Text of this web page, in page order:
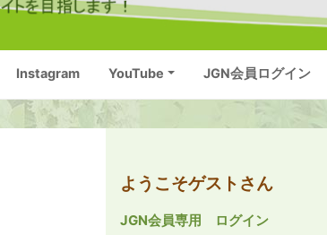
Instagram YouTube JGN会員ログイン
ようこそゲストさん
JGN会員専用 ログイン